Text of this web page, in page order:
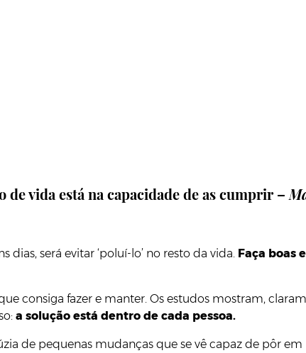
de vida está na capacidade de as cumprir –
será evitar ‘poluí-lo’ no resto da vida. Faça boas
consiga fazer e manter. Os estudos mostram,
a solução está dentro de cada pessoa.
de pequenas mudanças que se vê capaz de pôr em